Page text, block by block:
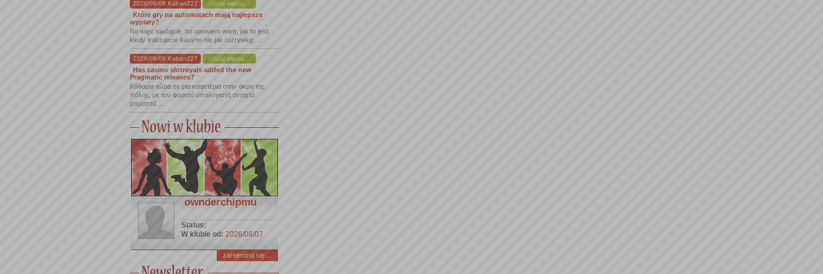
2026/08/06 Kaban227 czytaj więcej...
Które gry na automatach mają najlepsze
wypłaty?
No więc siadajcie, bo opowiem wam, jak to jest,
kiedy traktujecie kasyno nie jak rozrywkę, ...
2026/08/06 Kaban227 czytaj więcej...
Has casino slotroyals added the new
Pragmatic releases?
Κάθομαι τώρα σε μια καφετέρια στην άκρη της
πόλης, με τον φορητό υπολογιστή ανοιχτό
μπροστά ...
ownderchipmu
Status:
W klubie od: 2026/08/07
zarejestruj się ...